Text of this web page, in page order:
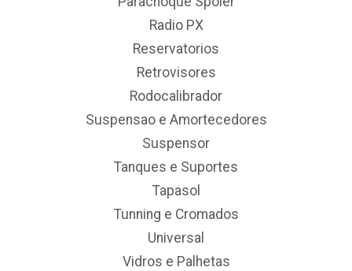
Radio PX
Reservatorios
Retrovisores
Rodocalibrador
Suspensao e Amortecedores
Suspensor
Tanques e Suportes
Tapasol
Tunning e Cromados
Universal
Vidros e Palhetas